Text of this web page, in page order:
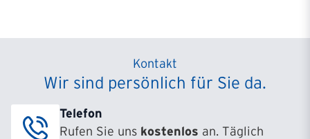
Kontakt
Wir sind persönlich für Sie da.
Telefon
Rufen Sie uns kostenlos an. Täglich